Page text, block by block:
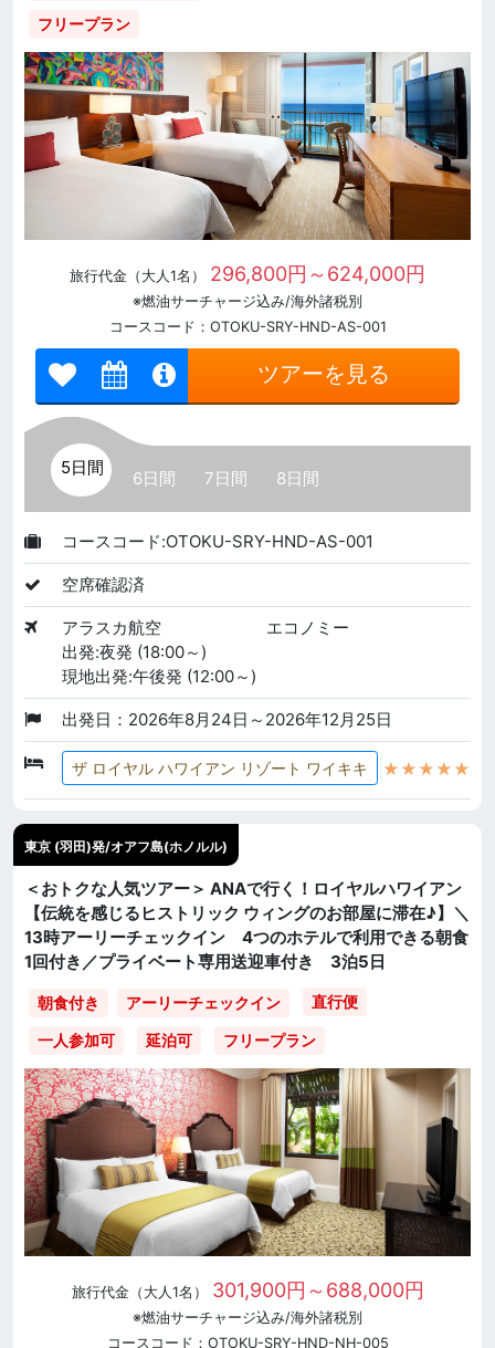
フリープラン
旅行代金（大人1名） 296,800円～624,000円
※燃油サーチャージ込み/海外諸税別
コースコード：OTOKU-SRY-HND-AS-001
ツアーを見る
5日間
6日間 7日間 8日間
コースコード:OTOKU-SRY-HND-AS-001
空席確認済
アラスカ航空
エコノミー
出発:夜発 (18:00～)
現地出発:午後発 (12:00～)
出発日：2026年8月24日～2026年12月25日
ザ ロイヤル ハワイアン リゾート ワイキキ ★★★★★
東京 (羽田)発/オアフ島(ホノルル)
＜おトクな人気ツアー＞ ANAで行く！ロイヤルハワイアン
【伝統を感じるヒストリック ウィングのお部屋に滞在♪】＼
13時アーリーチェックイン 4つのホテルで利用できる朝食
1回付き／プライベート専用送迎車付き 3泊5日
朝食付き アーリーチェックイン 直行便
一人参加可 延泊可 フリープラン
旅行代金（大人1名） 301,900円～688,000円
※燃油サーチャージ込み/海外諸税別
コースコード：OTOKU-SRY-HND-NH-005